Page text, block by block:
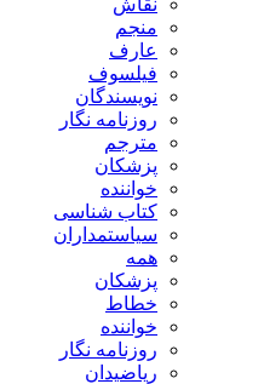
نقاش
منجم
عارف
فیلسوف
نویسندگان
روزنامه نگار
مترجم
پزشکان
خواننده
کتاب شناسی
سیاستمداران
همه
پزشکان
خطاط
خواننده
روزنامه نگار
ریاضیدان